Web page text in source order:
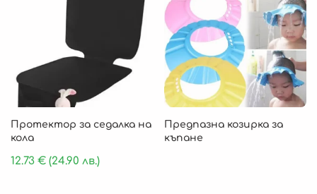
Протектор за седалка на
кола
12.73 € (24.90 лв.)
Предпазна козирка за
къпане